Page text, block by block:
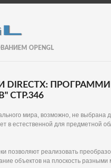
OPENGL
И DIRECTX:
СТР.346
мира, возможно, не выбрана
в естественной для предметной
позволяют реализовать
объектов на плоскость